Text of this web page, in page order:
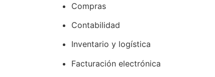
Compras
Contabilidad
Inventario y logística
Facturación electrónica